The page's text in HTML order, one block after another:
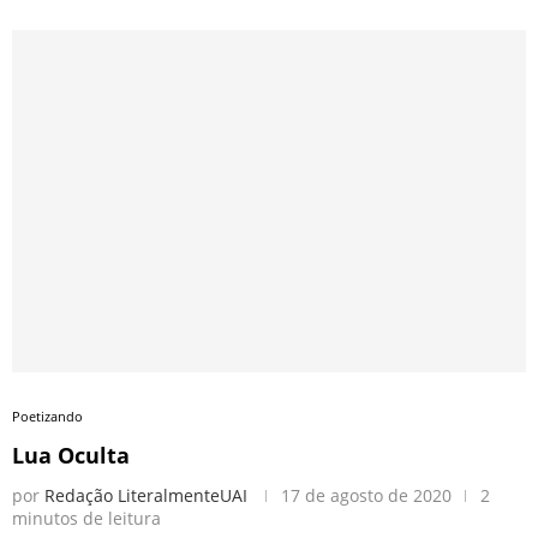
Poetizando
Lua Oculta
por Redação LiteralmenteUAI 17 de agosto de 2020
2
minutos de leitura